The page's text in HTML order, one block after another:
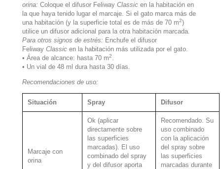
orina: Coloque el difusor Feliway Classic en la habitación en
la que haya tenido lugar el marcaje. Si el gato marca más de
una habitación (y la superficie total es de más de 70 m2)
utilice un difusor adicional para la otra habitación marcada.
Para otros signos de estrés: Enchufe el difusor
Feliway Classic en la habitación más utilizada por el gato.
• Área de alcance: hasta 70 m2.
• Un vial de 48 ml dura hasta 30 días.
Recomendaciones de uso:
Situación Spray Difusor
Marcaje con
orina
Ok (aplicar
directamente sobre
las superficies
marcadas). El uso
combinado del spray
y del difusor aporta
Recomendado. Su
uso combinado
con la aplicación
del spray sobre
las superficies
marcadas durante